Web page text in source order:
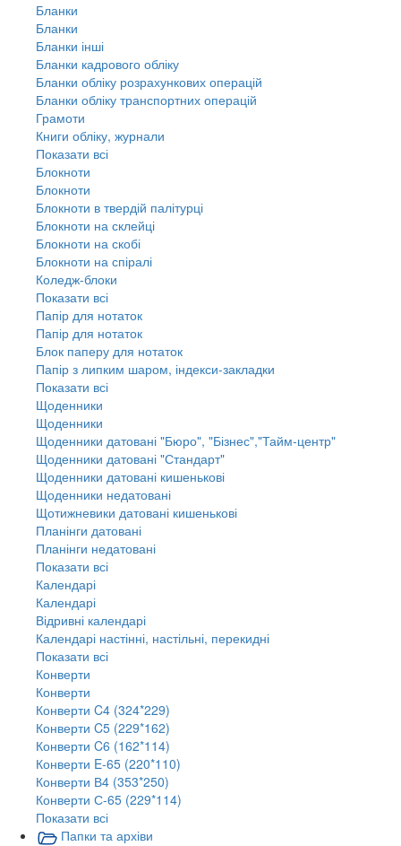
Бланки
Бланки
Бланки інші
Бланки кадрового обліку
Бланки обліку розрахункових операцій
Бланки обліку транспортних операцій
Грамоти
Книги обліку, журнали
Показати всі
Блокноти
Блокноти
Блокноти в твердій палітурці
Блокноти на склейці
Блокноти на скобі
Блокноти на спіралі
Коледж-блоки
Показати всі
Папір для нотаток
Папір для нотаток
Блок паперу для нотаток
Папір з липким шаром, індекси-закладки
Показати всі
Щоденники
Щоденники
Щоденники датовані "Бюро", "Бізнес","Тайм-центр"
Щоденники датовані "Стандарт"
Щоденники датовані кишенькові
Щоденники недатовані
Щотижневики датовані кишенькові
Планінги датовані
Планінги недатовані
Показати всі
Календарі
Календарі
Відривні календарі
Календарі настінні, настільні, перекидні
Показати всі
Конверти
Конверти
Конверти C4 (324*229)
Конверти C5 (229*162)
Конверти C6 (162*114)
Конверти E-65 (220*110)
Конверти В4 (353*250)
Конверти С-65 (229*114)
Показати всі
Папки та архіви